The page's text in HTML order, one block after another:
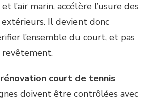
l’air marin, accélère l’usure des
Il devient donc
l’ensemble du court, et pas
rénovation court de tennis
doivent être contrôlées avec